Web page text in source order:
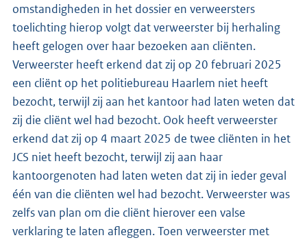
omstandigheden in het dossier en verweersters
toelichting hierop volgt dat verweerster bij herhaling
heeft gelogen over haar bezoeken aan cliënten.
Verweerster heeft erkend dat zij op 20 februari 2025
een cliënt op het politiebureau Haarlem niet heeft
bezocht, terwijl zij aan het kantoor had laten weten dat
zij die cliënt wel had bezocht. Ook heeft verweerster
erkend dat zij op 4 maart 2025 de twee cliënten in het
JCS niet heeft bezocht, terwijl zij aan haar
kantoorgenoten had laten weten dat zij in ieder geval
één van die cliënten wel had bezocht. Verweerster was
zelfs van plan om die cliënt hierover een valse
verklaring te laten afleggen. Toen verweerster met